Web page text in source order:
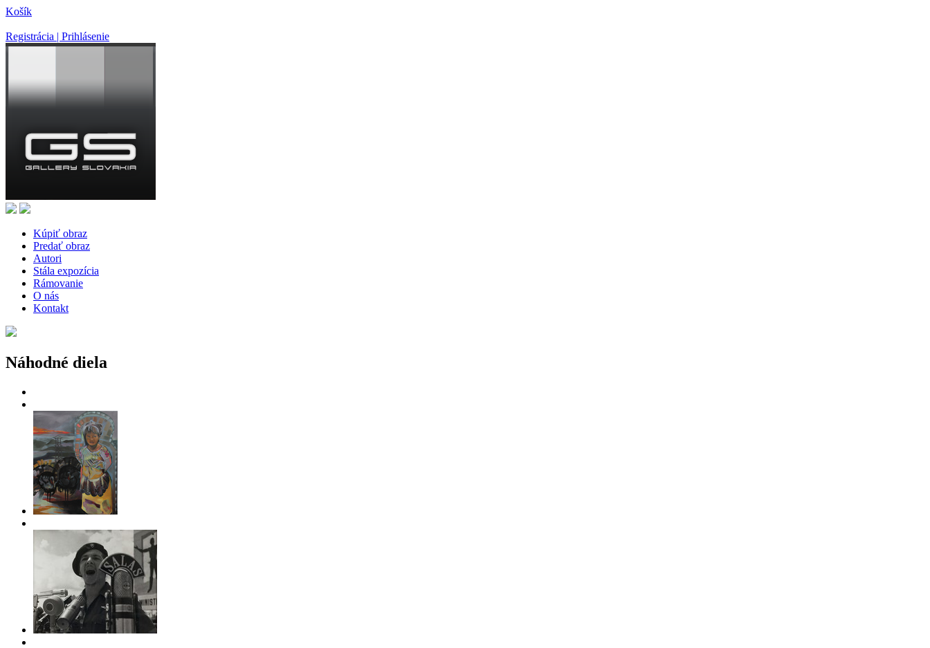
Košík
Registrácia | Prihlásenie
Kúpiť obraz
Predať obraz
Autori
Stála expozícia
Rámovanie
O nás
Kontakt
Náhodné diela